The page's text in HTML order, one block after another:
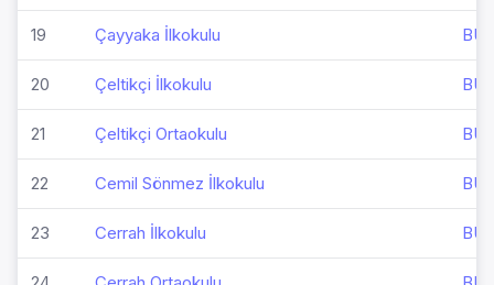
19 Çayyaka İlkokulu
20 Çeltikçi İlkokulu
21 Çeltikçi Ortaokulu
22 Cemil Sönmez İlkokulu
23 Cerrah İlkokulu